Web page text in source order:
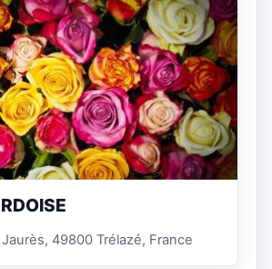
49800 Trélazé, France